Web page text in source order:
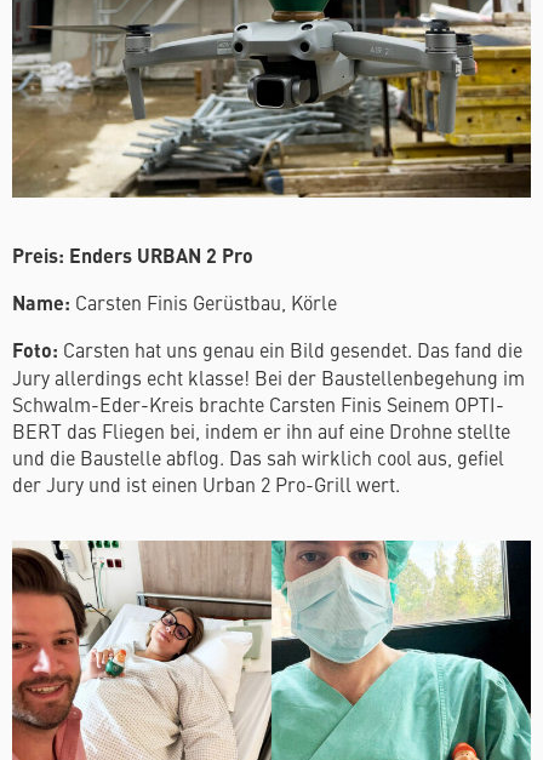
Preis: Enders URBAN 2 Pro
Name: Carsten Finis Gerüstbau, Körle
Foto: Carsten hat uns genau ein Bild gesendet. Das fand die
Jury allerdings echt klasse! Bei der Baustellenbegehung im
Schwalm-Eder-Kreis brachte Carsten Finis Seinem OPTI-
BERT das Fliegen bei, indem er ihn auf eine Drohne stellte
und die Baustelle abflog. Das sah wirklich cool aus, gefiel
der Jury und ist einen Urban 2 Pro-Grill wert.